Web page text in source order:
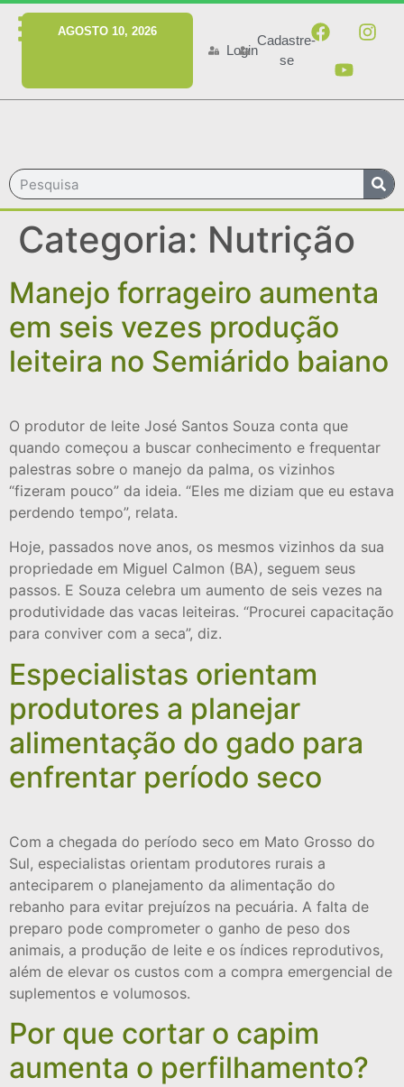
MENU
AGOSTO 10, 2026
Login
Cadastre-
se
Categoria: Nutrição
Manejo forrageiro aumenta
em seis vezes produção
leiteira no Semiárido baiano
O produtor de leite José Santos Souza conta que
quando começou a buscar conhecimento e frequentar
palestras sobre o manejo da palma, os vizinhos
“fizeram pouco” da ideia. “Eles me diziam que eu estava
perdendo tempo”, relata.
Hoje, passados nove anos, os mesmos vizinhos da sua
propriedade em Miguel Calmon (BA), seguem seus
passos. E Souza celebra um aumento de seis vezes na
produtividade das vacas leiteiras. “Procurei capacitação
para conviver com a seca”, diz.
Especialistas orientam
produtores a planejar
alimentação do gado para
enfrentar período seco
Com a chegada do período seco em Mato Grosso do
Sul, especialistas orientam produtores rurais a
anteciparem o planejamento da alimentação do
rebanho para evitar prejuízos na pecuária. A falta de
preparo pode comprometer o ganho de peso dos
animais, a produção de leite e os índices reprodutivos,
além de elevar os custos com a compra emergencial de
suplementos e volumosos.
Por que cortar o capim
aumenta o perfilhamento?